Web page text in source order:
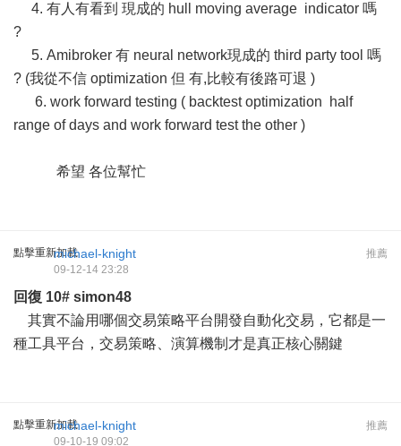
4. 有人有看到 現成的 hull moving average indicator 嗎
?
5. Amibroker 有 neural network現成的 third party tool 嗎
? (我從不信 optimization 但 有,比較有後路可退 )
6. work forward testing ( backtest optimization half
range of days and work forward test the other )
希望 各位幫忙
點擊重新加載 推薦
michael-knight
09-12-14 23:28
回復 10# simon48
其實不論用哪個交易策略平台開發自動化交易，它都是一
種工具平台，交易策略、演算機制才是真正核心關鍵
點擊重新加載 推薦
michael-knight
09-10-19 09:02